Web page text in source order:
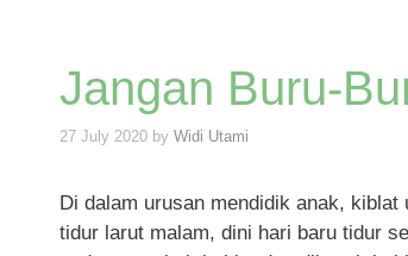
Jangan Buru-
27 July 2020 by Widi Utami
Di dalam urusan mendidik anak,
tidur larut malam, dini hari baru tidur